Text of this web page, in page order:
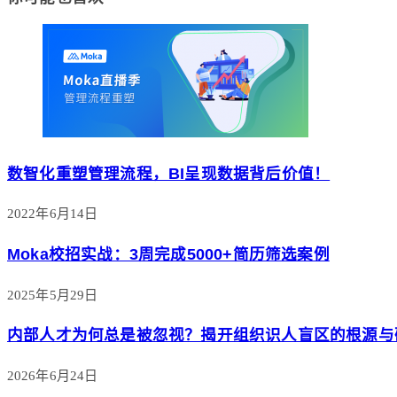
数智化重塑管理流程，BI呈现数据背后价值！
2022年6月14日
Moka校招实战：3周完成5000+简历筛选案例
2025年5月29日
内部人才为何总是被忽视？揭开组织识人盲区的根源
2026年6月24日